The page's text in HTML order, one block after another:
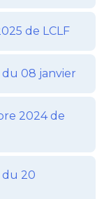
de LCLF
08 janvier
2024 de
du 20